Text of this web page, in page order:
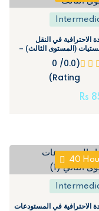
الاحترافية في النقل
(المستوى الثالث) –
Professional
Transport and
(0.0/ 0
Rating)
Rs
40
الاحترافية في المستودعات